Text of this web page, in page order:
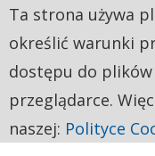
Ta strona używa
określić warunki
dostępu do
przeglądarce.
naszej: Polityce